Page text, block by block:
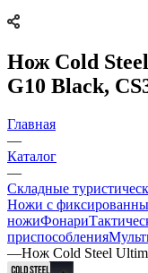
Нож Cold
G10 Black,
Главная
—
Каталог
—
Складные
Ножи с
ножиФонари
приспособления
—Нож Cold Steel